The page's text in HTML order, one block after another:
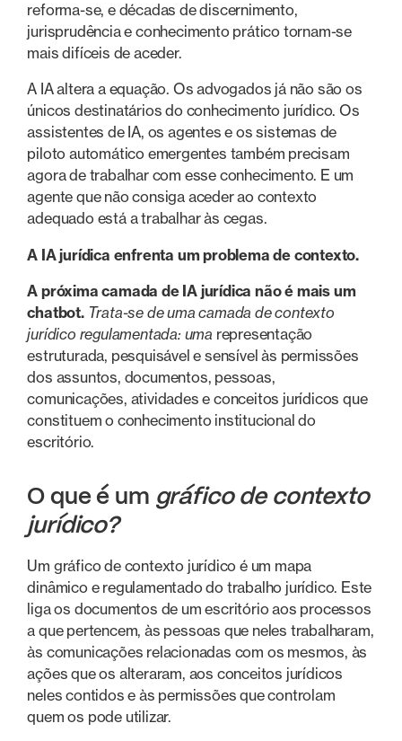
reforma-se, e décadas de discernimento,
jurisprudência e conhecimento prático tornam-se
mais difíceis de aceder.
A IA altera a equação. Os advogados já não são os
únicos destinatários do conhecimento jurídico. Os
assistentes de IA, os agentes e os sistemas de
piloto automático emergentes também precisam
agora de trabalhar com esse conhecimento. E um
agente que não consiga aceder ao contexto
adequado está a trabalhar às cegas.
A IA jurídica enfrenta um problema de contexto.
A próxima camada de IA jurídica não é mais um
chatbot. Trata-se de uma camada de contexto
jurídico regulamentada: uma representação
estruturada, pesquisável e sensível às permissões
dos assuntos, documentos, pessoas,
comunicações, atividades e conceitos jurídicos que
constituem o conhecimento institucional do
escritório.
O que é um gráfico de contexto
jurídico?
Um gráfico de contexto jurídico é um mapa
dinâmico e regulamentado do trabalho jurídico. Este
liga os documentos de um escritório aos processos
a que pertencem, às pessoas que neles trabalharam,
às comunicações relacionadas com os mesmos, às
ações que os alteraram, aos conceitos jurídicos
neles contidos e às permissões que controlam
quem os pode utilizar.